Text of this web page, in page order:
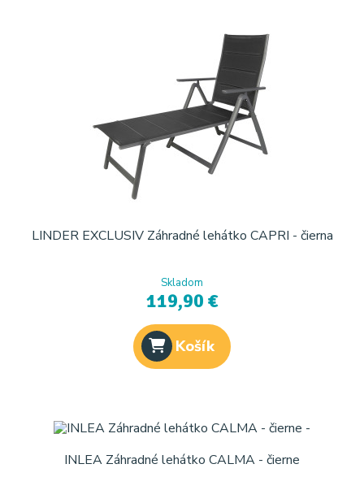
LINDER EXCLUSIV Záhradné lehátko CAPRI - čierna
Skladom
119,90 €
Košík
INLEA Záhradné lehátko CALMA - čierne